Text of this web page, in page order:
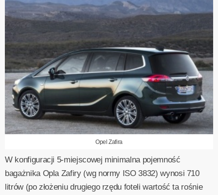
Opel Zafira
W konfiguracji 5‑miejscowej minimalna pojemność
bagażnika Opla Zafiry (wg normy ISO 3832) wynosi 710
litrów (po złożeniu drugiego rzędu foteli wartość ta rośnie